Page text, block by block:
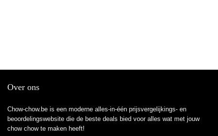
Over ons
Chow-chow.be is een moderne alles-in-één prijsvergelijkings- en
beoordelingswebsite die de beste deals bied voor alles wat met jouw
chow chow te maken heeft!